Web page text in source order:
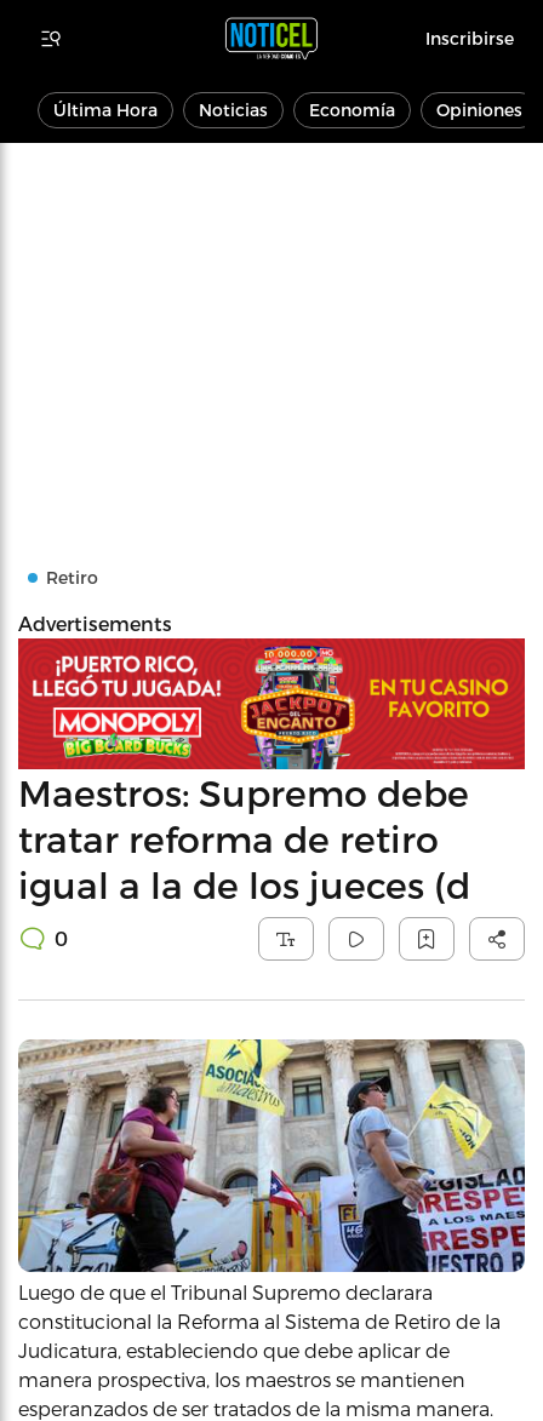
Inscribirse
Última Hora Noticias Economía Opiniones
Retiro
Advertisements
Maestros: Supremo debe
tratar reforma de retiro
igual a la de los jueces (d
0
Luego de que el Tribunal Supremo declarara
constitucional la Reforma al Sistema de Retiro de la
Judicatura, estableciendo que debe aplicar de
manera prospectiva, los maestros se mantienen
esperanzados de ser tratados de la misma manera.